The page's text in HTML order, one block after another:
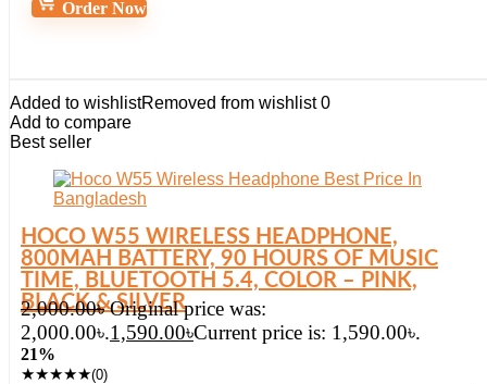
Order Now
Added to wishlistRemoved from wishlist 0
Add to compare
Best seller
HOCO W55 WIRELESS HEADPHONE,
800MAH BATTERY, 90 HOURS OF MUSIC
TIME, BLUETOOTH 5.4, COLOR – PINK,
BLACK & SILVER
2,000.00৳ Original price was:
2,000.00৳.1,590.00৳Current price is: 1,590.00৳.
21%
★★★★★(0)